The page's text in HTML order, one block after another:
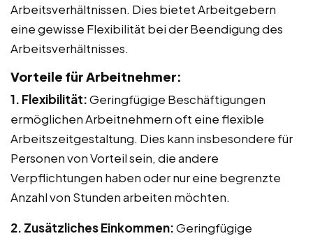
Arbeitsverhältnissen. Dies bietet Arbeitgebern
eine gewisse Flexibilität bei der Beendigung des
Arbeitsverhältnisses.
Vorteile für Arbeitnehmer:
1. Flexibilität:Geringfügige Beschäftigungen
ermöglichen Arbeitnehmern oft eine flexible
Arbeitszeitgestaltung. Dies kann insbesondere für
Personen von Vorteil sein, die andere
Verpflichtungen haben oder nur eine begrenzte
Anzahl von Stunden arbeiten möchten.
2. Zusätzliches Einkommen:Geringfügige